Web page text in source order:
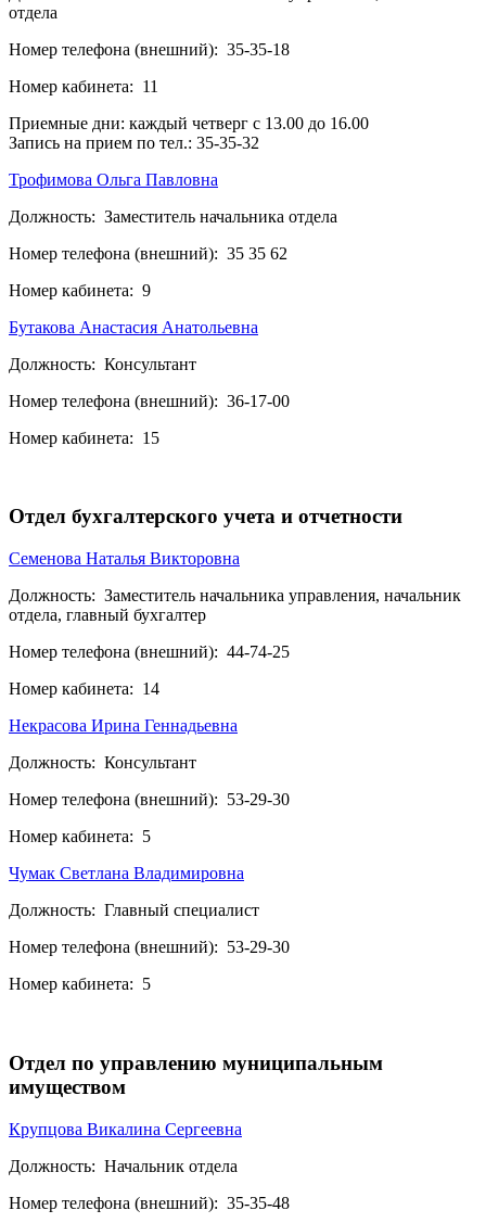
отдела
Номер телефона (внешний): 35-35-18
Номер кабинета: 11
Приемные дни: каждый четверг с 13.00 до 16.00
Запись на прием по тел.: 35-35-32
Трофимова Ольга Павловна
Должность: Заместитель начальника отдела
Номер телефона (внешний): 35 35 62
Номер кабинета: 9
Бутакова Анастасия Анатольевна
Должность: Консультант
Номер телефона (внешний): 36-17-00
Номер кабинета: 15
Отдел бухгалтерского учета и отчетности
Семенова Наталья Викторовна
Должность: Заместитель начальника управления, начальник
отдела, главный бухгалтер
Номер телефона (внешний): 44-74-25
Номер кабинета: 14
Некрасова Ирина Геннадьевна
Должность: Консультант
Номер телефона (внешний): 53-29-30
Номер кабинета: 5
Чумак Светлана Владимировна
Должность: Главный специалист
Номер телефона (внешний): 53-29-30
Номер кабинета: 5
Отдел по управлению муниципальным
имуществом
Крупцова Викалина Сергеевна
Должность: Начальник отдела
Номер телефона (внешний): 35-35-48